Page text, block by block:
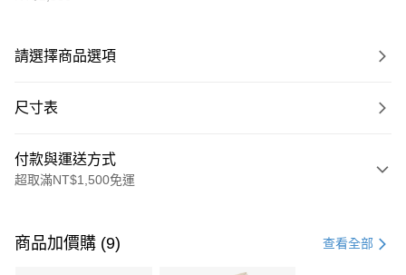
請選擇商品選項
尺寸表
付款與運送方式
超取滿NT$1,500免運
信用卡一次付款
商品加價購 (9) 查看全部